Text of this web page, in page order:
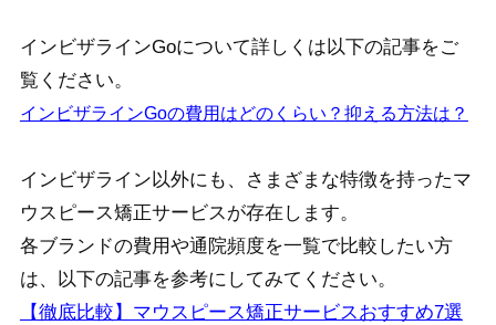
インビザラインGoについて詳しくは以下の記事をご
覧ください。
インビザラインGoの費用はどのくらい？抑える方法は？
インビザライン以外にも、さまざまな特徴を持ったマ
ウスピース矯正サービスが存在します。
各ブランドの費用や通院頻度を一覧で比較したい方
は、以下の記事を参考にしてみてください。
【徹底比較】マウスピース矯正サービスおすすめ7選